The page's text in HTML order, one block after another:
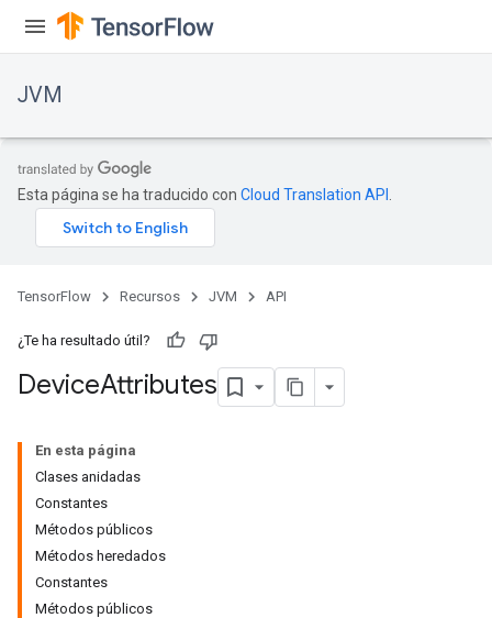
JVM
Esta página se ha traducido con Cloud Translation API
TensorFlow Recursos JVM API
¿Te ha resultado útil?
DeviceAttributes
En esta página
Clases anidadas
Constantes
Métodos públicos
Métodos heredados
Constantes
Métodos públicos